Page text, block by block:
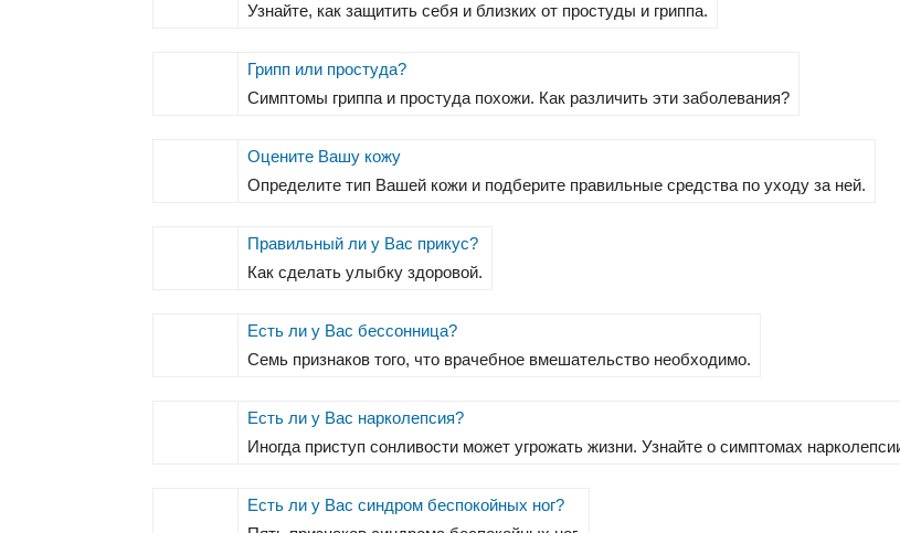
Узнайте, как защитить себя и близких от простуды и гриппа.
Грипп или простуда?
Симптомы гриппа и простуда похожи. Как различить эти заболевания?
Оцените Вашу кожу
Определите тип Вашей кожи и подберите правильные средства по уходу за ней.
Правильный ли у Вас прикус?
Как сделать улыбку здоровой.
Есть ли у Вас бессонница?
Семь признаков того, что врачебное вмешательство необходимо.
Есть ли у Вас нарколепсия?
Иногда приступ сонливости может угрожать жизни. Узнайте о симптомах
Есть ли у Вас синдром беспокойных ног?